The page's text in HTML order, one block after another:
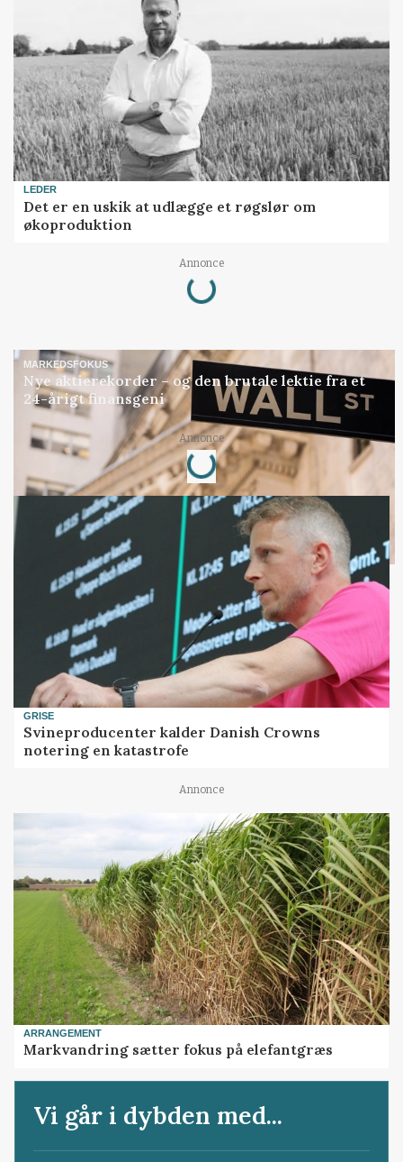
LEDER
Det er en uskik at udlægge et røgslør om
økoproduktion
Annonce
Loading...
MARKEDSFOKUS
Nye aktierekorder – og den brutale lektie fra et
24-årigt finansgeni
Annonce
Loading...
GRISE
Svineproducenter kalder Danish Crowns
notering en katastrofe
Annonce
ARRANGEMENT
Markvandring sætter fokus på elefantgræs
Vi går i dybden med...